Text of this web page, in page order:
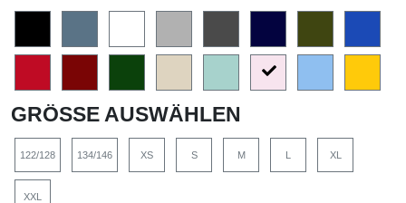
GRÖSSE AUSWÄHLEN
122/128 134/146 XS S M L XL
XXL